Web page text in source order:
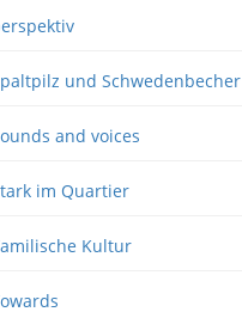
und Schwedenbecher
and voices
im Quartier
Kultur